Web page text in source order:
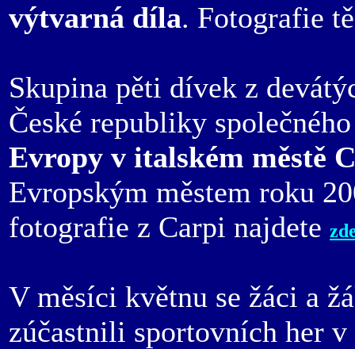
výtvarná díla. Fotografie
Skupina pěti dívek z
České republiky
Evropy v italském městě
Evropským městem roku
fotografie z Carpi najdete
V měsíci květnu se žáci a
zúčastnili sportovních her